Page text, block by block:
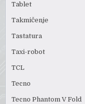
Tablet
Takmičenje
Tastatura
Taxi-robot
TCL
Tecno
Tecno Phantom V Fold